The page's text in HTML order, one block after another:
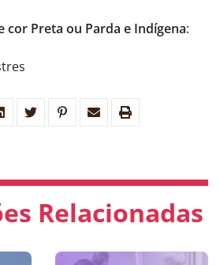
cor Preta ou Parda e Indígena:
Relacionadas